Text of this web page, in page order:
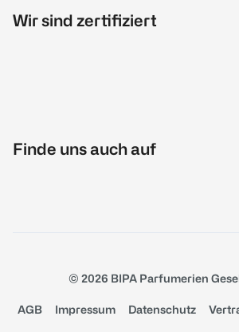
Wir sind zertifiziert
Finde uns auch auf
© 2026 BIPA Parfumerien
AGB Impressum Datenschutz